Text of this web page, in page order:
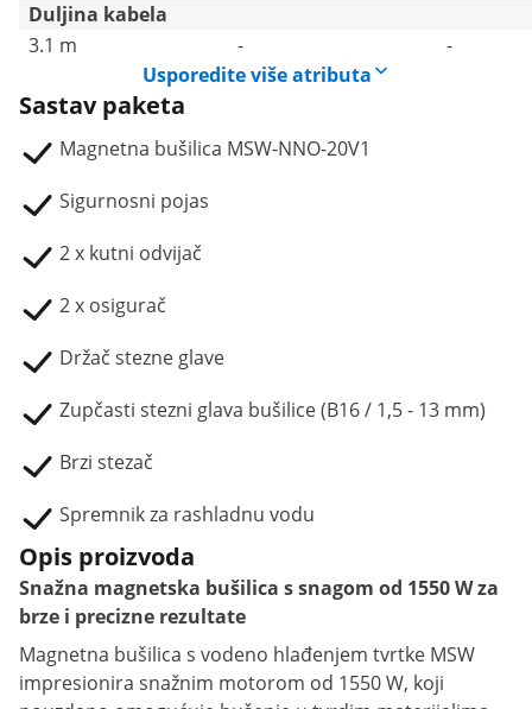
Duljina kabela
3.1 m
-
-
Usporedite više atributa
Sastav paketa
Magnetna bušilica MSW-NNO-20V1
Sigurnosni pojas
2 x kutni odvijač
2 x osigurač
Držač stezne glave
Zupčasti stezni glava bušilice (B16 / 1,5 - 13 mm)
Brzi stezač
Spremnik za rashladnu vodu
Opis proizvoda
Snažna magnetska bušilica s snagom od 1550 W za
brze i precizne rezultate
Magnetna bušilica s vodeno hlađenjem tvrtke MSW
impresionira snažnim motorom od 1550 W, koji